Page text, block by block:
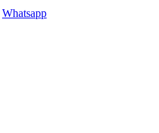
Whatsapp